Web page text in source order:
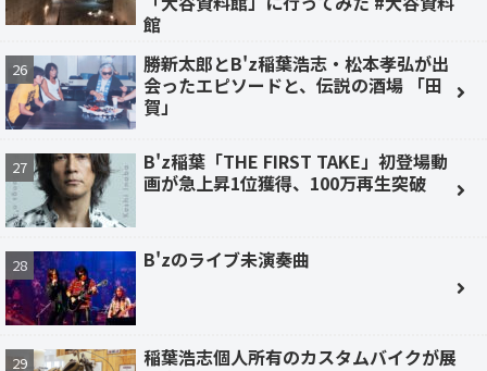
館
勝新太郎とB'z稲葉浩志・松本孝弘が出
会ったエピソードと、伝説の酒場 「田
賀」
B'z稲葉「THE FIRST TAKE」初登場動
画が急上昇1位獲得、100万再生突破
B'zのライブ未演奏曲
稲葉浩志個人所有のカスタムバイクが展